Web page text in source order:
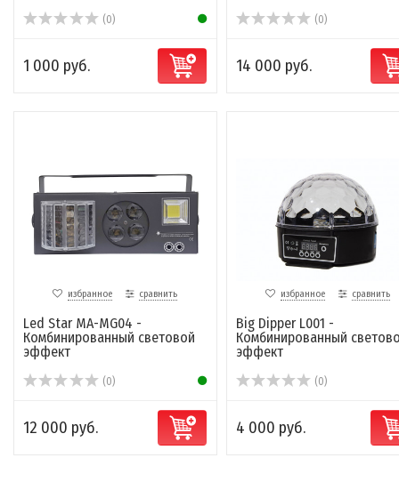
(0)
1 000 руб.
(0)
14 000 руб.
избранное сравнить
Led Star MA-MG04 -
Комбинированный световой
эффект
(0)
12 000 руб.
избранное сравнить
Big Dipper L001 -
Комбинированный
эффект
(0)
4 000 руб.